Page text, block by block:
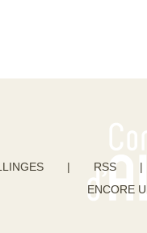
| RSS |
ENCORE